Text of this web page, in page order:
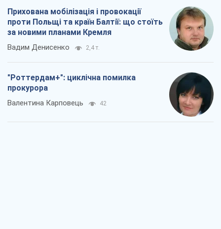
Прихована мобілізація і провокації
проти Польщі та країн Балтії: що стоїть
за новими планами Кремля
Вадим Денисенко 2,4 т.
"Роттердам+": циклічна помилка
прокурора
Валентина Карповець 42